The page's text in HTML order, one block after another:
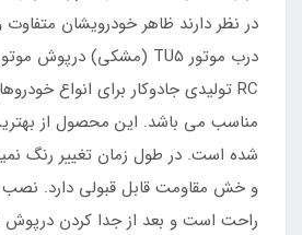
در نظر دارند ظاهر خودرویشان متفاوت
مناسب می باشد. این محصول از بهترین
شده است. در طول زمان تغییر رنگ
و خش مقاومت قابل قبولی دارد.
راحت است و بعد از جدا کردن درپوش